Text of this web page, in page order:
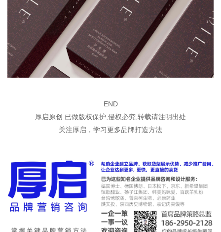
END
厚启原创 已做版权保护,侵权必究,转载请注明出处
关注厚启，学习更多品牌打造方法